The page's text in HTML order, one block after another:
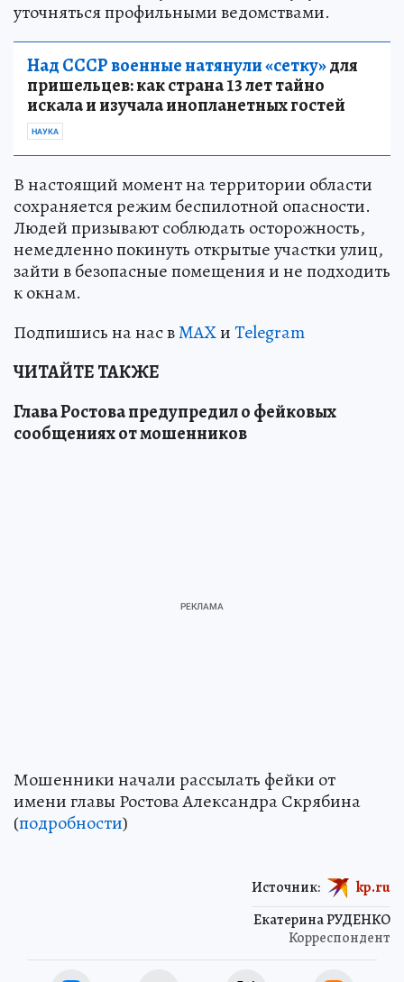
уточняться профильными ведомствами.
Над СССР военные натянули «сетку»для
пришельцев: как страна 13 лет тайно
искала и изучала инопланетных гостей
НАУКА
В настоящий момент на территории области
сохраняется режим беспилотной опасности.
Людей призывают соблюдать осторожность,
немедленно покинуть открытые участки улиц,
зайти в безопасные помещения и не подходить
к окнам.
Подпишись на нас вMAXиTelegram
ЧИТАЙТЕ ТАКЖЕ
Глава Ростова предупредил о фейковых
сообщениях от мошенников
Мошенники начали рассылать фейки от
имени главы Ростова Александра Скрябина
(подробности)
Екатерина РУДЕНКО
Корреспондент
Источник: kp.ru